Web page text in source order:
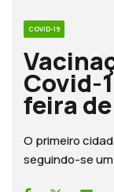
COVID-19
Covid-
feira
O primeiro
seguindo-se